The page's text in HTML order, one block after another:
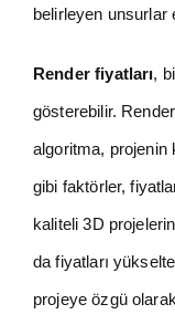
belirleyen unsurlar
Render fiyatları,
gösterebilir.
algoritma, projenin
gibi faktörler,
kaliteli 3D
da fiyatları
projeye özgü